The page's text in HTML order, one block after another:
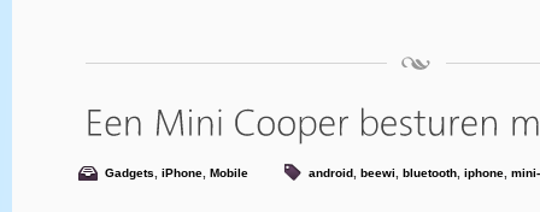
Gadgets iPhone Mobile android beewi bluetooth iphone